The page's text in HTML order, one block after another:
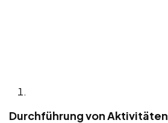
Durchführung von Aktivitäten